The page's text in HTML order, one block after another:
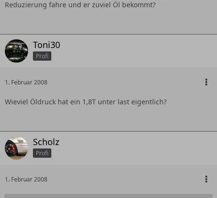
Reduzierung fahre und er zuviel Öl bekommt?
Toni30
Profi
1. Februar 2008
Wieviel Öldruck hat ein 1,8T unter last eigentlich?
Scholz
Profi
1. Februar 2008